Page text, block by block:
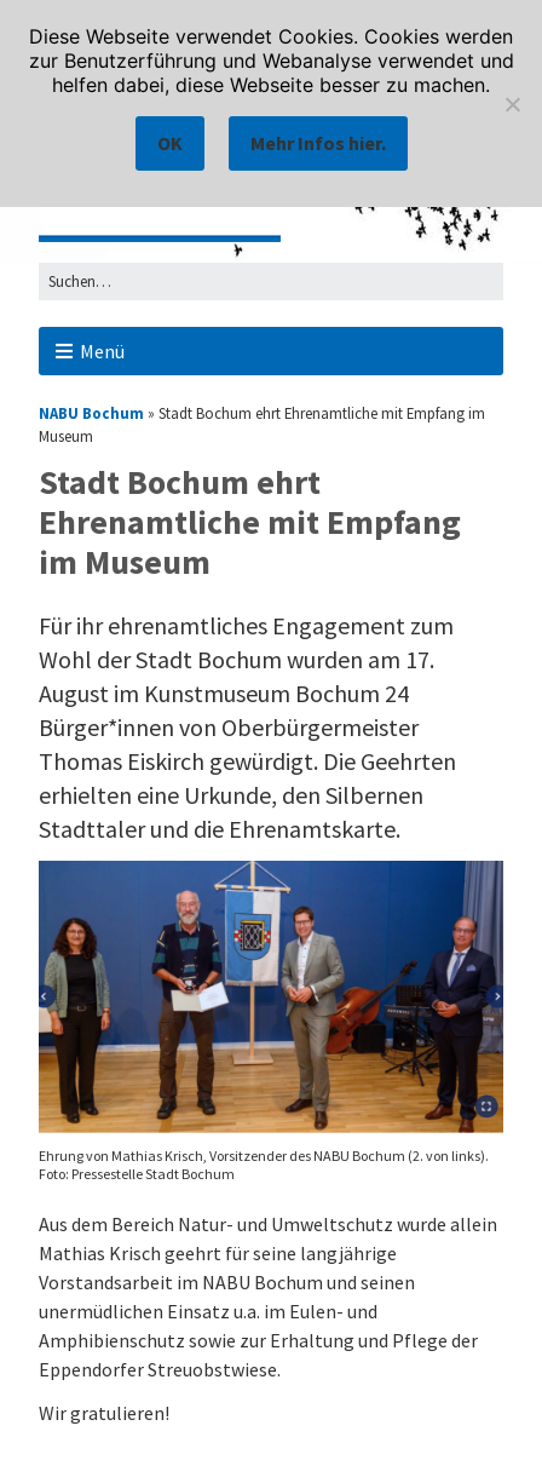
Menü
NABU Bochum » Stadt Bochum ehrt Ehrenamtliche mit Empfang im
Museum
Stadt Bochum ehrt
Ehrenamtliche mit Empfang
im Museum
Für ihr ehrenamtliches Engagement zum
Wohl der Stadt Bochum wurden am 17.
August im Kunstmuseum Bochum 24
Bürger*innen von Oberbürgermeister
Thomas Eiskirch gewürdigt. Die Geehrten
erhielten eine Urkunde, den Silbernen
Stadttaler und die Ehrenamtskarte.
Ehrung von Mathias Krisch, Vorsitzender des NABU Bochum (2. von links).
Foto: Pressestelle Stadt Bochum
Aus dem Bereich Natur- und Umweltschutz wurde allein
Mathias Krisch geehrt für seine langjährige
Vorstandsarbeit im NABU Bochum und seinen
unermüdlichen Einsatz u.a. im Eulen- und
Amphibienschutz sowie zur Erhaltung und Pflege der
Eppendorfer Streuobstwiese.
Wir gratulieren!
Diese Webseite verwendet Cookies. Cookies werden
zur Benutzerführung und Webanalyse verwendet und
helfen dabei, diese Webseite besser zu machen.
OK Mehr Infos hier.